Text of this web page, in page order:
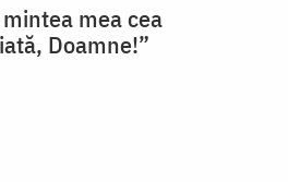
mea cea
Doamne!”